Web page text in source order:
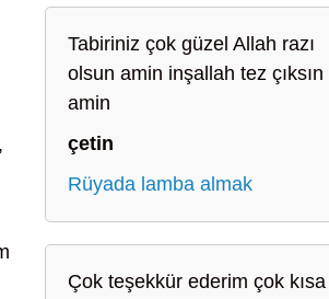
Tabiriniz çok güzel Allah razı
olsun amin inşallah tez çıksın
amin
çetin
Rüyada lamba almak
Çok teşekkür ederim çok kısa